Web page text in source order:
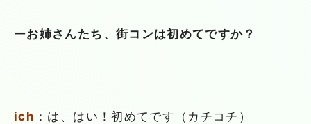
ーお姉さんたち、街コンは初めてですか？
ich ：は、はい！初めてです（カチコチ）